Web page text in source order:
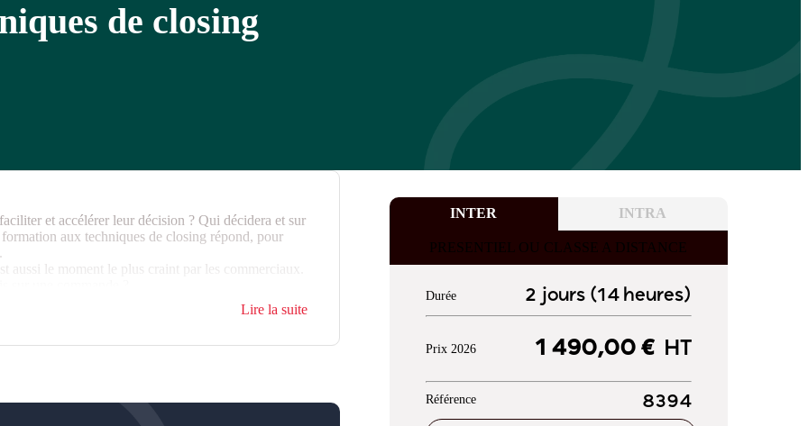
de closing
INTER INTRA
PRESENTIEL OU CLASSE A DISTANCE
Durée 2 jours (14 heures)
Prix 2026 1 490,00 €HT
Référence 8394
et accélérer leur décision ? Qui décidera et sur
aux techniques de closing répond, pour
le moment le plus craint par les commerciaux.
à prendre des risques, maîtriser le closing des
Lire la suite